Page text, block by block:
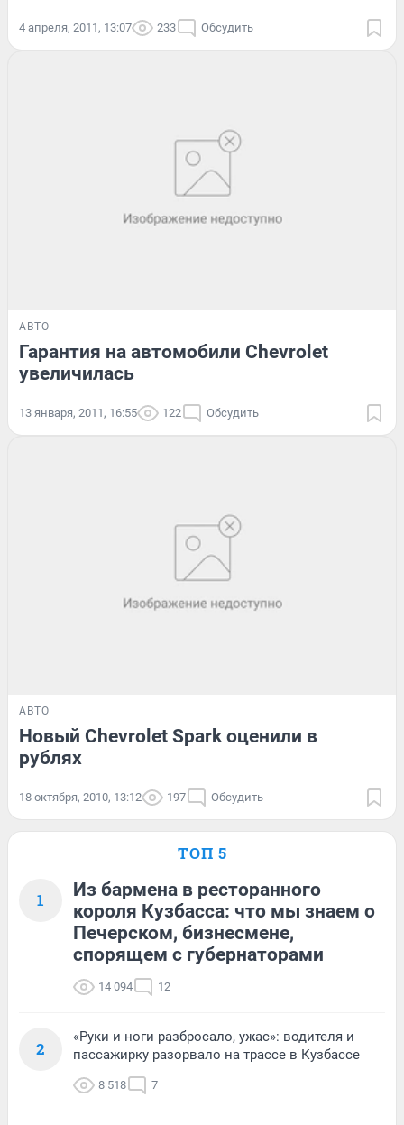
4 апреля, 2011, 13:07 233 Обсудить
АВТО
Гарантия на автомобили Chevrolet
увеличилась
13 января, 2011, 16:55 122 Обсудить
АВТО
Новый Chevrolet Spark оценили в
рублях
18 октября, 2010, 13:12 197 Обсудить
ТОП 5
1
Из бармена в ресторанного
короля Кузбасса: что мы знаем о
Печерском, бизнесмене,
спорящем с губернаторами
14 094 12
2
«Руки и ноги разбросало, ужас»: водителя и
пассажирку разорвало на трассе в Кузбассе
8 518 7